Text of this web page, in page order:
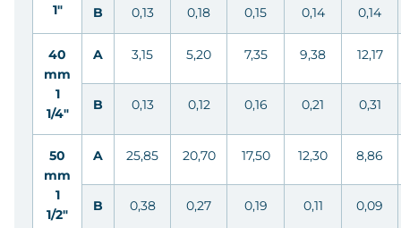
1"
B 0,13 0,18 0,15 0,14 0,14
40
mm
1
1/4"
A 3,15 5,20 7,35 9,38 12,17
B 0,13 0,12 0,16 0,21 0,31
50
mm
1
1/2"
A 25,85 20,70 17,50 12,30 8,86
B 0,38 0,27 0,19 0,11 0,09